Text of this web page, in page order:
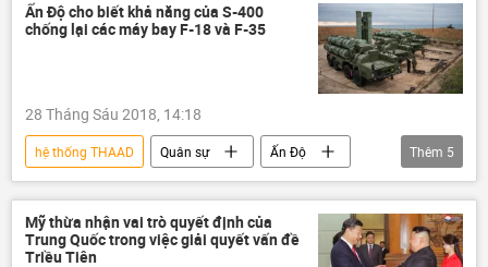
Ấn Độ cho biết khả năng của S-400
chống lại các máy bay F-18 và F-35
28 Tháng Sáu 2018, 14:18
hệ thống THAAD Quân sự
Ấn Độ
Liên bang Nga
NATO
S-400
F-18
F-35
Thêm 5
Mỹ thừa nhận vai trò quyết định của
Trung Quốc trong việc giải quyết vấn đề
Triều Tiên